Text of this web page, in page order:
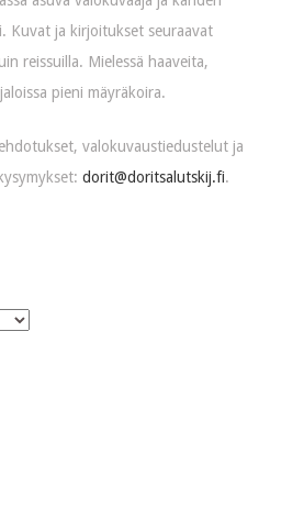
Kuvat ja kirjoitukset seuraavat
reissuilla. Mielessä haaveita,
pieni mäyräkoira.
valokuvaustiedustelut ja
dorit@doritsalutskij.fi.